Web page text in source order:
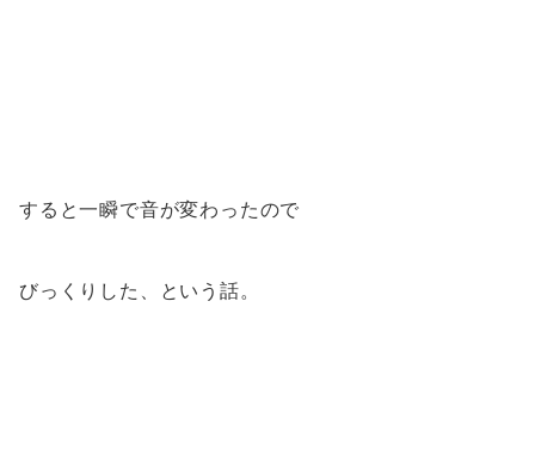
すると一瞬で音が変わったので
びっくりした、という話。